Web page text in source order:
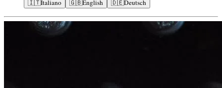
🇮🇹Italiano 🇬🇧English 🇩🇪Deutsch